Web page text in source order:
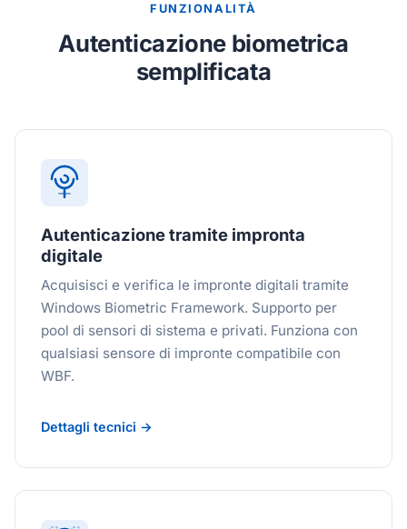
FUNZIONALITÀ
Autenticazione biometrica
semplificata
Autenticazione tramite impronta
digitale
Acquisisci e verifica le impronte digitali tramite
Windows Biometric Framework. Supporto per
pool di sensori di sistema e privati. Funziona con
qualsiasi sensore di impronte compatibile con
WBF.
Dettagli tecnici →